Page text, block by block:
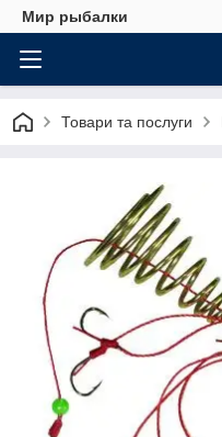
Мир рыбалки
Товари та послуги